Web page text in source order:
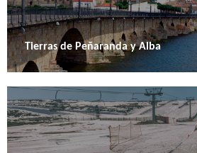
Tierras de Peñaranda y Alba